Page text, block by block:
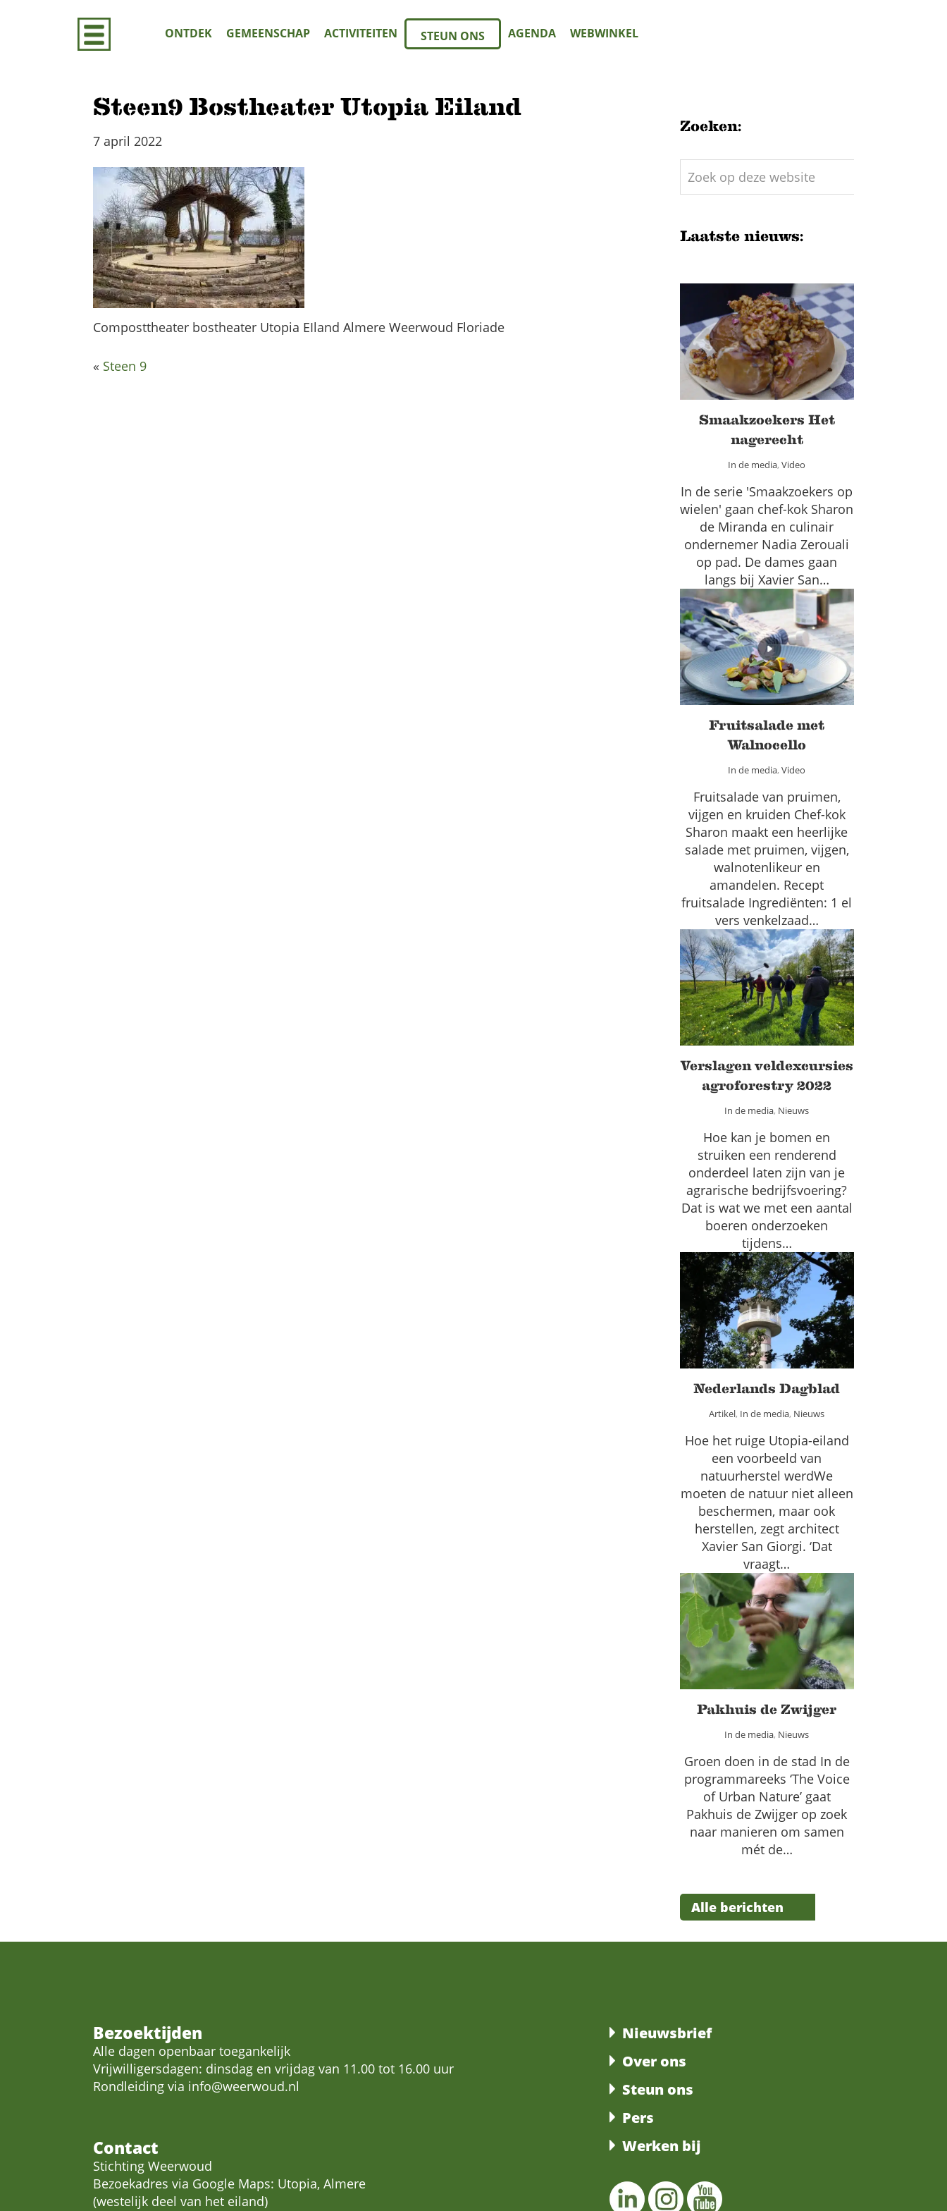
ONTDEK GEMEENSCHAP ACTIVITEITEN STEUN ONS AGENDA WEBWINKEL
Steen9 Bostheater Utopia Eiland
7 april 2022
Composttheater bostheater Utopia EIland Almere Weerwoud Floriade
« Steen 9
Zoeken:
op
Laatste nieuws:
Smaakzoekers Het
nagerecht
In de media Video
Smaakzoekers Het
nagerecht
In de media,Video
In de serie 'Smaakzoekers op
wielen' gaan chef-kok Sharon
de Miranda en culinair
ondernemer Nadia Zerouali
op pad. De dames gaan
langs bij Xavier San…
Fruitsalade met
Walnocello
In de media Video
Fruitsalade met
Walnocello
In de media,Video
Fruitsalade van pruimen,
vijgen en kruiden Chef-kok
Sharon maakt een heerlijke
salade met pruimen, vijgen,
walnotenlikeur en
amandelen. Recept
fruitsalade Ingrediënten: 1 el
vers venkelzaad…
Verslagen veldexcursies
agroforestry 2022
In de media Nieuws
Verslagen veldexcursies
agroforestry 2022
In de media, Nieuws
Hoe kan je bomen en
struiken een renderend
onderdeel laten zijn van je
agrarische bedrijfsvoering?
Dat is wat we met een aantal
boeren onderzoeken
tijdens…
Nederlands Dagblad
Artikel In de media Nieuws
Nederlands Dagblad
Artikel, In de media, Nieuws
Hoe het ruige Utopia-eiland
een voorbeeld van
natuurherstel werdWe
moeten de natuur niet alleen
beschermen, maar ook
herstellen, zegt architect
Xavier San Giorgi. ‘Dat
vraagt…
Pakhuis de Zwijger
In de media Nieuws
Pakhuis de Zwijger
In de media, Nieuws
Groen doen in de stad In de
programmareeks ‘The Voice
of Urban Nature’ gaat
Pakhuis de Zwijger op zoek
naar manieren om samen
mét de…
Alle berichten
Bezoektijden
Alle dagen openbaar toegankelijk
Vrijwilligersdagen: dinsdag en vrijdag van 11.00 tot 16.00 uur
Rondleiding via info@weerwoud.nl
Contact
Stichting Weerwoud
Bezoekadres via Google Maps: Utopia, Almere
(westelijk deel van het eiland)
Nieuwsbrief
Over ons
Steun ons
Pers
Werken bij